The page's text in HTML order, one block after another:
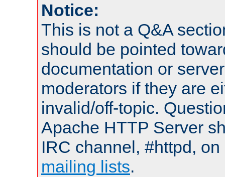
Notice:
This is not a Q&A
should be pointed
documentation or
moderators if they are
invalid/off-topic.
Apache HTTP Server
IRC channel, #httpd,
mailing lists.